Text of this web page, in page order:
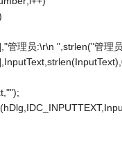
管理员:\r\n ",strlen("管理